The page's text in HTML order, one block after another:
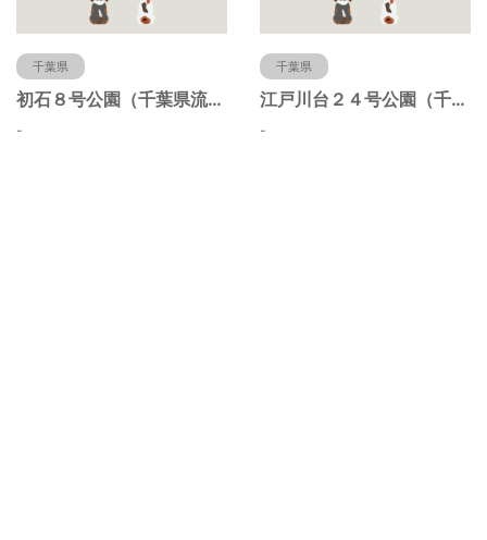
千葉県
初石８号公園（千葉県流山市）
-
千葉県
江戸川台２４号公園（千葉県流山市）
-